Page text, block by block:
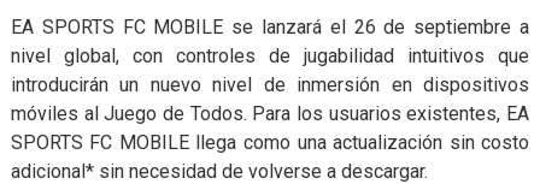
EA SPORTS FC MOBILE se lanzará el 26 de septiembre a
nivel global, con controles de jugabilidad intuitivos que
introducirán un nuevo nivel de inmersión en dispositivos
móviles al Juego de Todos. Para los usuarios existentes, EA
SPORTS FC MOBILE llega como una actualización sin costo
adicional* sin necesidad de volverse a descargar.